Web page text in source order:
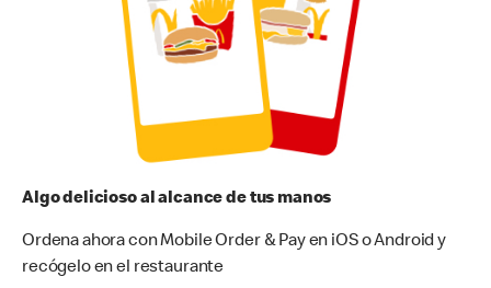
Algo delicioso al alcance de tus manos
Ordena ahora con Mobile Order & Pay en iOS o Android y
recógelo en el restaurante